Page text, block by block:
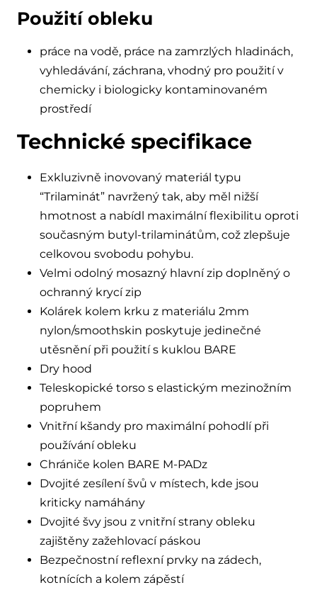
Použití obleku
práce na vodě, práce na zamrzlých hladinách,
vyhledávání, záchrana, vhodný pro použití v
chemicky i biologicky kontaminovaném
prostředí
Technické specifikace
Exkluzivně inovovaný materiál typu
“Trilaminát” navržený tak, aby měl nižší
hmotnost a nabídl maximální flexibilitu oproti
současným butyl-trilaminátům, což zlepšuje
celkovou svobodu pohybu.
Velmi odolný mosazný hlavní zip doplněný o
ochranný krycí zip
Kolárek kolem krku z materiálu 2mm
nylon/smoothskin poskytuje jedinečné
utěsnění při použití s kuklou BARE
Dry hood
Teleskopické torso s elastickým mezinožním
popruhem
Vnitřní kšandy pro maximální pohodlí při
používání obleku
Chrániče kolen BARE M-PADz
Dvojité zesílení švů v místech, kde jsou
kriticky namáhány
Dvojité švy jsou z vnitřní strany obleku
zajištěny zažehlovací páskou
Bezpečnostní reflexní prvky na zádech,
kotnících a kolem zápěstí